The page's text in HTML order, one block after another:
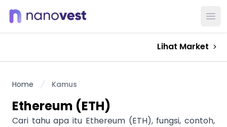
Lihat Market
Home Kamus
Ethereum (ETH)
Cari tahu apa itu Ethereum (ETH), fungsi, contoh,